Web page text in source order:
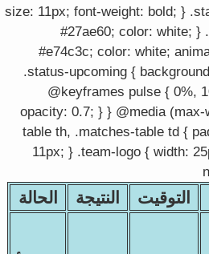
size: 11px; font-weight: bold; }
#27ae60; color: white; }
#e74c3c; color: white;
.status-upcoming {
@keyframes pulse { 0%,
opacity: 0.7; } } @media
table th, .matches-table td {
11px; } .team-logo { width:
التوقيت النتيجة الحالة